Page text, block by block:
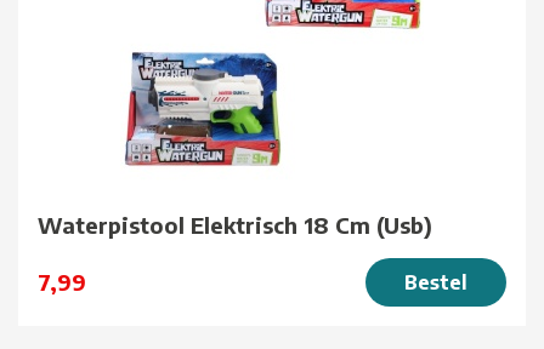
Waterpistool Elektrisch 18 Cm (Usb)
7,99 Bestel